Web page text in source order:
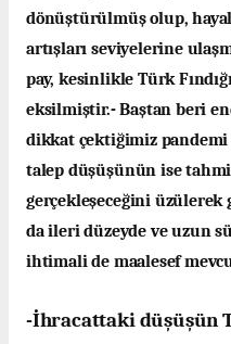
dönüştürülmüş olup,
artışları seviyelerine
pay, kesinlikle Türk
eksilmiştir.- Baştan beri
dikkat çektiğimiz pandemi
talep düşüşünün ise
gerçekleşeceğini
da ileri düzeyde ve uzun
ihtimali de maalesef
-İhracattaki düşüşün